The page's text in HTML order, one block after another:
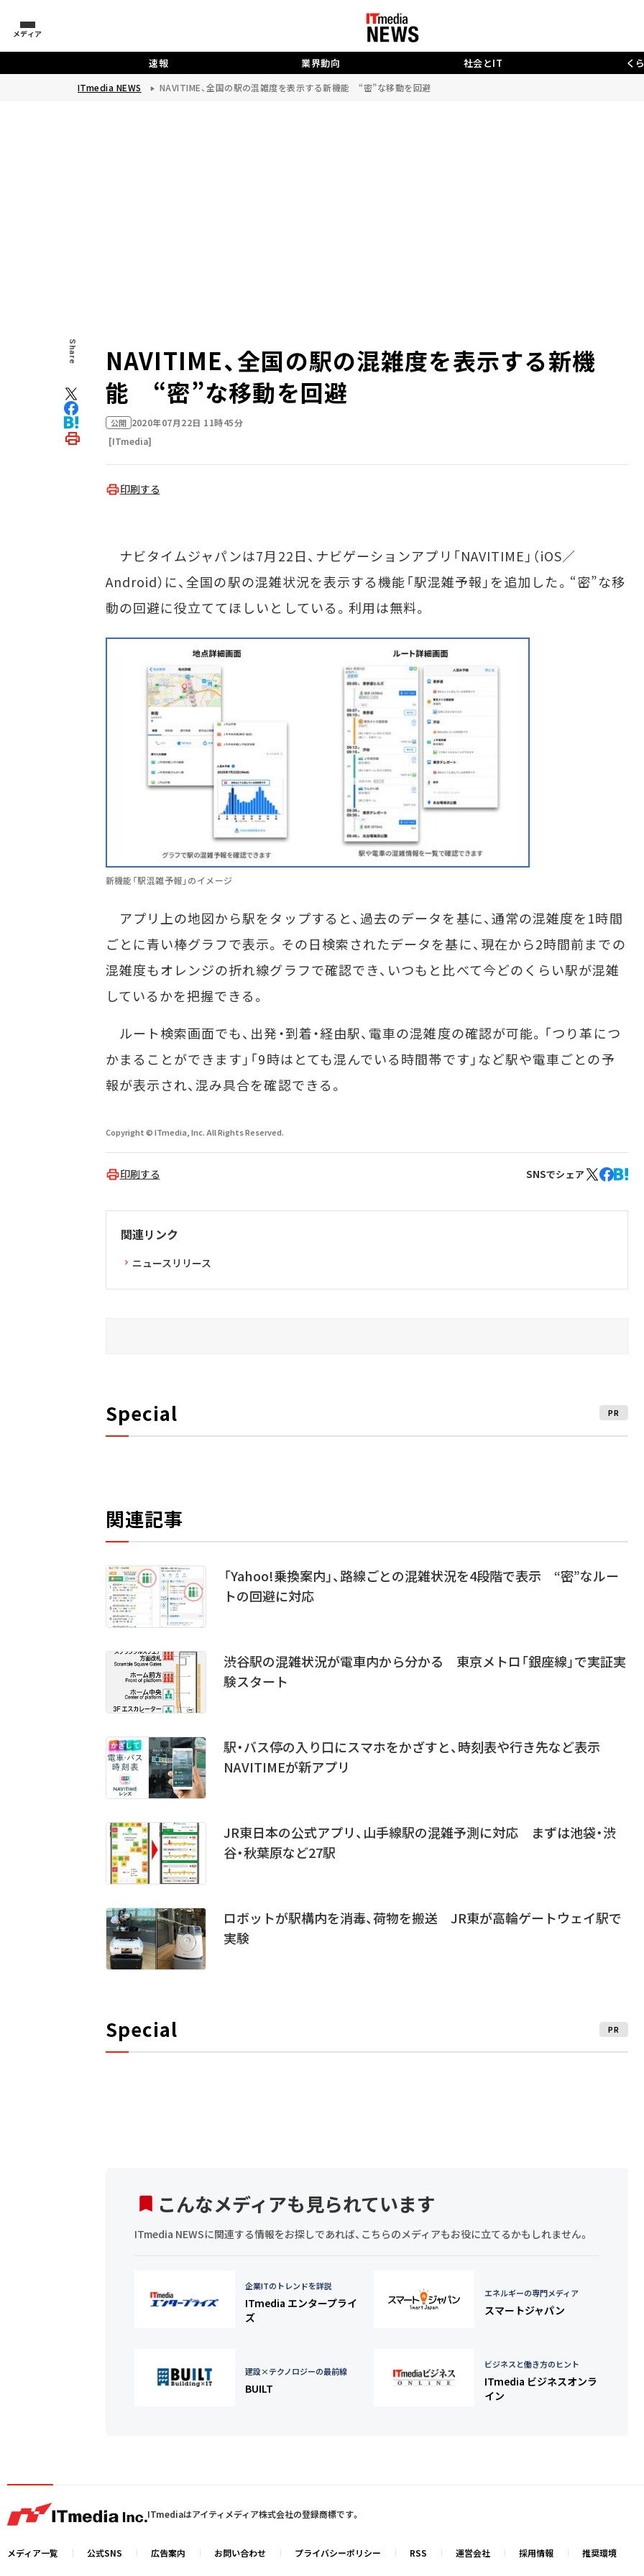
メディア
速報 業界動向 社会とIT く
ITmedia NEWS NAVITIME、全国の駅の混雑度を表示する新機能 “密”な移動を回避
Share
NAVITIME、全国の駅の混雑度を表示する新機
能 “密”な移動を回避
公開 2020年07月22日 11時45分
[ITmedia]
印刷する
ナビタイムジャパンは7月22日、ナビゲーションアプリ「NAVITIME」（iOS／
Android）に、全国の駅の混雑状況を表示する機能「駅混雑予報」を追加した。“密”な移
動の回避に役立ててほしいとしている。利用は無料。
新機能「駅混雑予報」のイメージ
アプリ上の地図から駅をタップすると、過去のデータを基に、通常の混雑度を1時間
ごとに青い棒グラフで表示。その日検索されたデータを基に、現在から2時間前までの
混雑度もオレンジの折れ線グラフで確認でき、いつもと比べて今どのくらい駅が混雑
しているかを把握できる。
ルート検索画面でも、出発・到着・経由駅、電車の混雑度の確認が可能。「つり革につ
かまることができます」「9時はとても混んでいる時間帯です」など駅や電車ごとの予
報が表示され、混み具合を確認できる。
Copyright © ITmedia, Inc. All Rights Reserved.
印刷する SNSでシェア
関連リンク
ニュースリリース
Special PR
関連記事
「Yahoo!乗換案内」、路線ごとの混雑状況を4段階で表示 “密”なルー
トの回避に対応
渋谷駅の混雑状況が電車内から分かる 東京メトロ「銀座線」で実証実
験スタート
駅・バス停の入り口にスマホをかざすと、時刻表や行き先など表示
NAVITIMEが新アプリ
JR東日本の公式アプリ、山手線駅の混雑予測に対応 まずは池袋・渋
谷・秋葉原など27駅
ロボットが駅構内を消毒、荷物を搬送 JR東が高輪ゲートウェイ駅で
実験
Special PR
こんなメディアも見られています
ITmedia NEWSに関連する情報をお探しであれば、こちらのメディアもお役に立てるかもしれません。
企業ITのトレンドを詳説
ITmedia エンタープライ
ズ
エネルギーの専門メディア
スマートジャパン
建設×テクノロジーの最前線
BUILT
ビジネスと働き方のヒント
ITmedia ビジネスオンラ
イン
ITmediaはアイティメディア株式会社の登録商標です。
メディア一覧 公式SNS 広告案内 お問い合わせ プライバシーポリシー RSS 運営会社 採用情報 推奨環境